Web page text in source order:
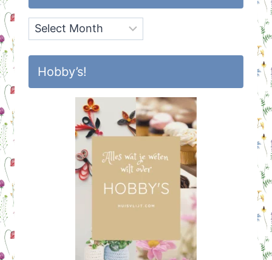
Archief
Hobby’s!